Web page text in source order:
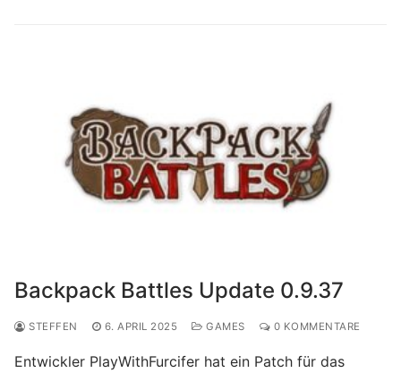
Backpack Battles Update 0.9.37
STEFFEN 6. APRIL 2025 GAMES 0 KOMMENTARE
Entwickler PlayWithFurcifer hat ein Patch für das